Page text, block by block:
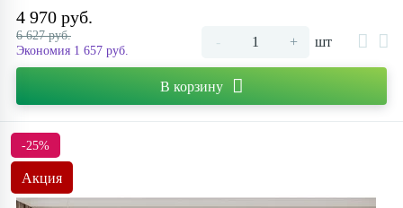
4 970 руб.
6 627 руб.
Экономия 1 657 руб.
- + шт
В корзину
-25%
Акция